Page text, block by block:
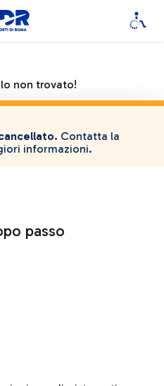
non trovato!
Contatta la
informazioni.
passo